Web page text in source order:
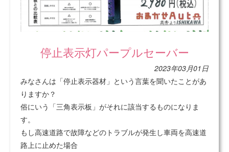
停止表示灯パープルセーバー
2023年03月01日
みなさんは「停止表示器材」という言葉を聞いたことがあ
りますか？
俗にいう「三角表示板」がそれに該当するものになりま
す。
もし高速道路で故障などのトラブルが発生し車両を高速道
路上に止めた場合